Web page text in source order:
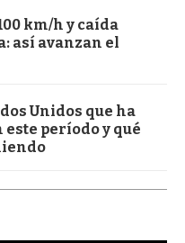
km/h y caída
así avanzan el
Unidos que ha
período y qué